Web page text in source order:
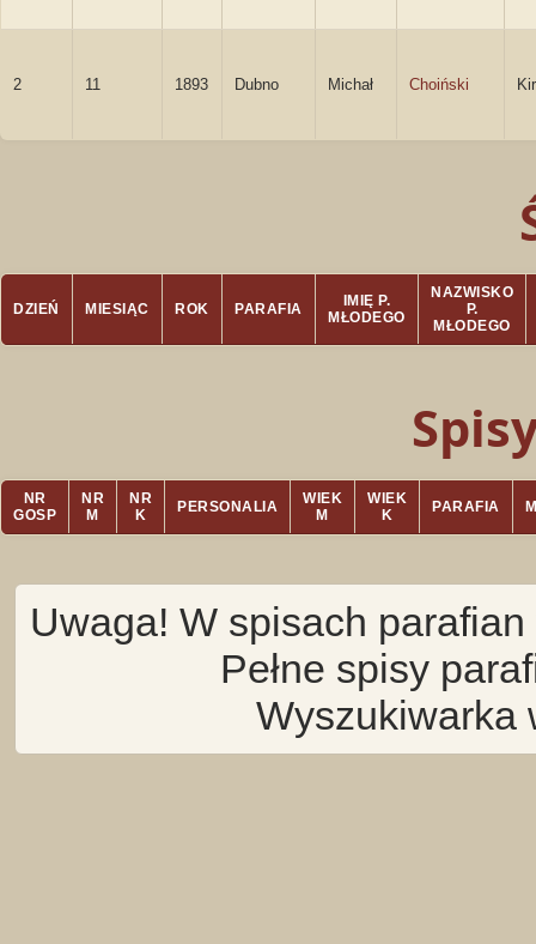
2 11 1893 Dubno Michał Choiński
DZIEŃ MIESIĄC ROK PARAFIA
IMIĘ P.
MŁODEGO
NAZWISKO
P.
MŁODEGO
NR
GOSP
NR
M
NR
K
PERSONALIA
WIEK
M
WIEK
K
PARAFIA
Uwaga! W spisach
Pełne spisy
Wyszukiwarka